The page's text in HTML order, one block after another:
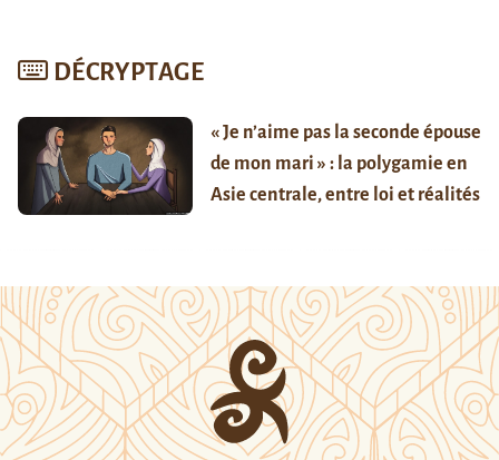
DÉCRYPTAGE
« Je n’aime pas la seconde épouse
de mon mari » : la polygamie en
Asie centrale, entre loi et réalités